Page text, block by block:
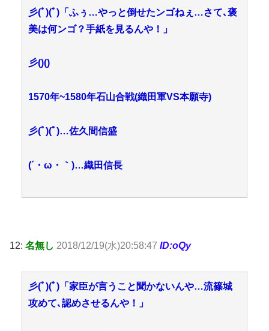
彡(ﾟ)(ﾟ)「ふぅ…やっと倒せたンゴねぇ…さて､褒
美は何ンゴ？手紙を見るんや！」
彡()()
1570年~1580年石山合戦(織田軍VS本願寺)
彡(ﾟ)(ﾟ)…佐久間信盛
(´・ω・｀)…織田信長
12: 名無し 2018/12/19(水)20:58:47 ID:oQy
彡(ﾟ)(ﾟ)「家臣が言うこと聞かないんや…流篠城
攻めて､認めさせるんや！」